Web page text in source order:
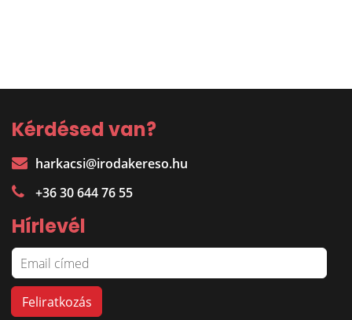
Kérdésed van?
harkacsi@irodakereso.hu
+36 30 644 76 55
Hírlevél